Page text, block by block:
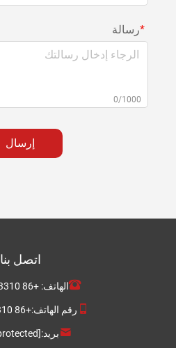
رسالة
0/1000
إرسال
اتصل بنا
الهاتف: +86 18925543310
رقم الهاتف:+86 18925543310
بريد:[email protected]